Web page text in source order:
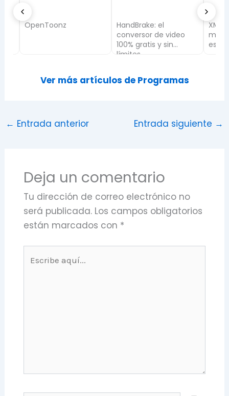
OpenToonz
HandBrake: el
conversor de video
100% gratis y sin
límites
es y
Ver más artículos de Programas
← Entrada anterior Entrada siguiente →
Deja un comentario
Tu dirección de correo electrónico no
será publicada. Los campos obligatorios
están marcados con *
aquí...